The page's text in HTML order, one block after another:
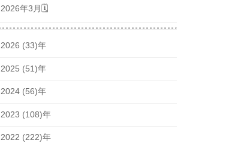
2026年3月🗓
2026 (33)年
2025 (51)年
2024 (56)年
2023 (108)年
2022 (222)年